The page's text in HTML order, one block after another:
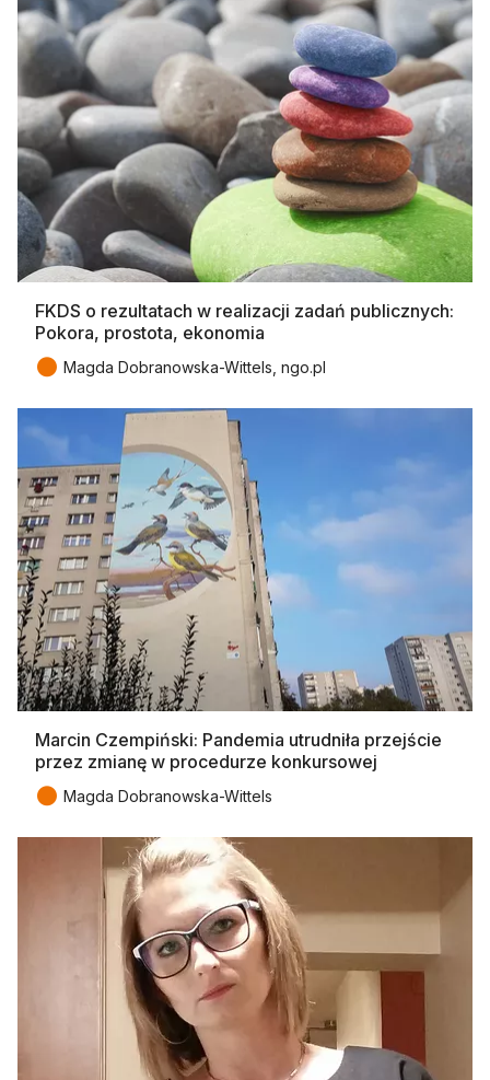
FKDS o rezultatach w realizacji zadań publicznych:
Pokora, prostota, ekonomia
● Magda Dobranowska-Wittels, ngo.pl
Marcin Czempiński: Pandemia utrudniła przejście
przez zmianę w procedurze konkursowej
● Magda Dobranowska-Wittels